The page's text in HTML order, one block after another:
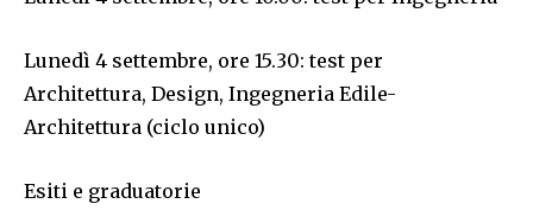
Lunedì 4 settembre, ore 15.30: test per
Architettura, Design, Ingegneria Edile-
Architettura (ciclo unico)
Esiti e graduatorie